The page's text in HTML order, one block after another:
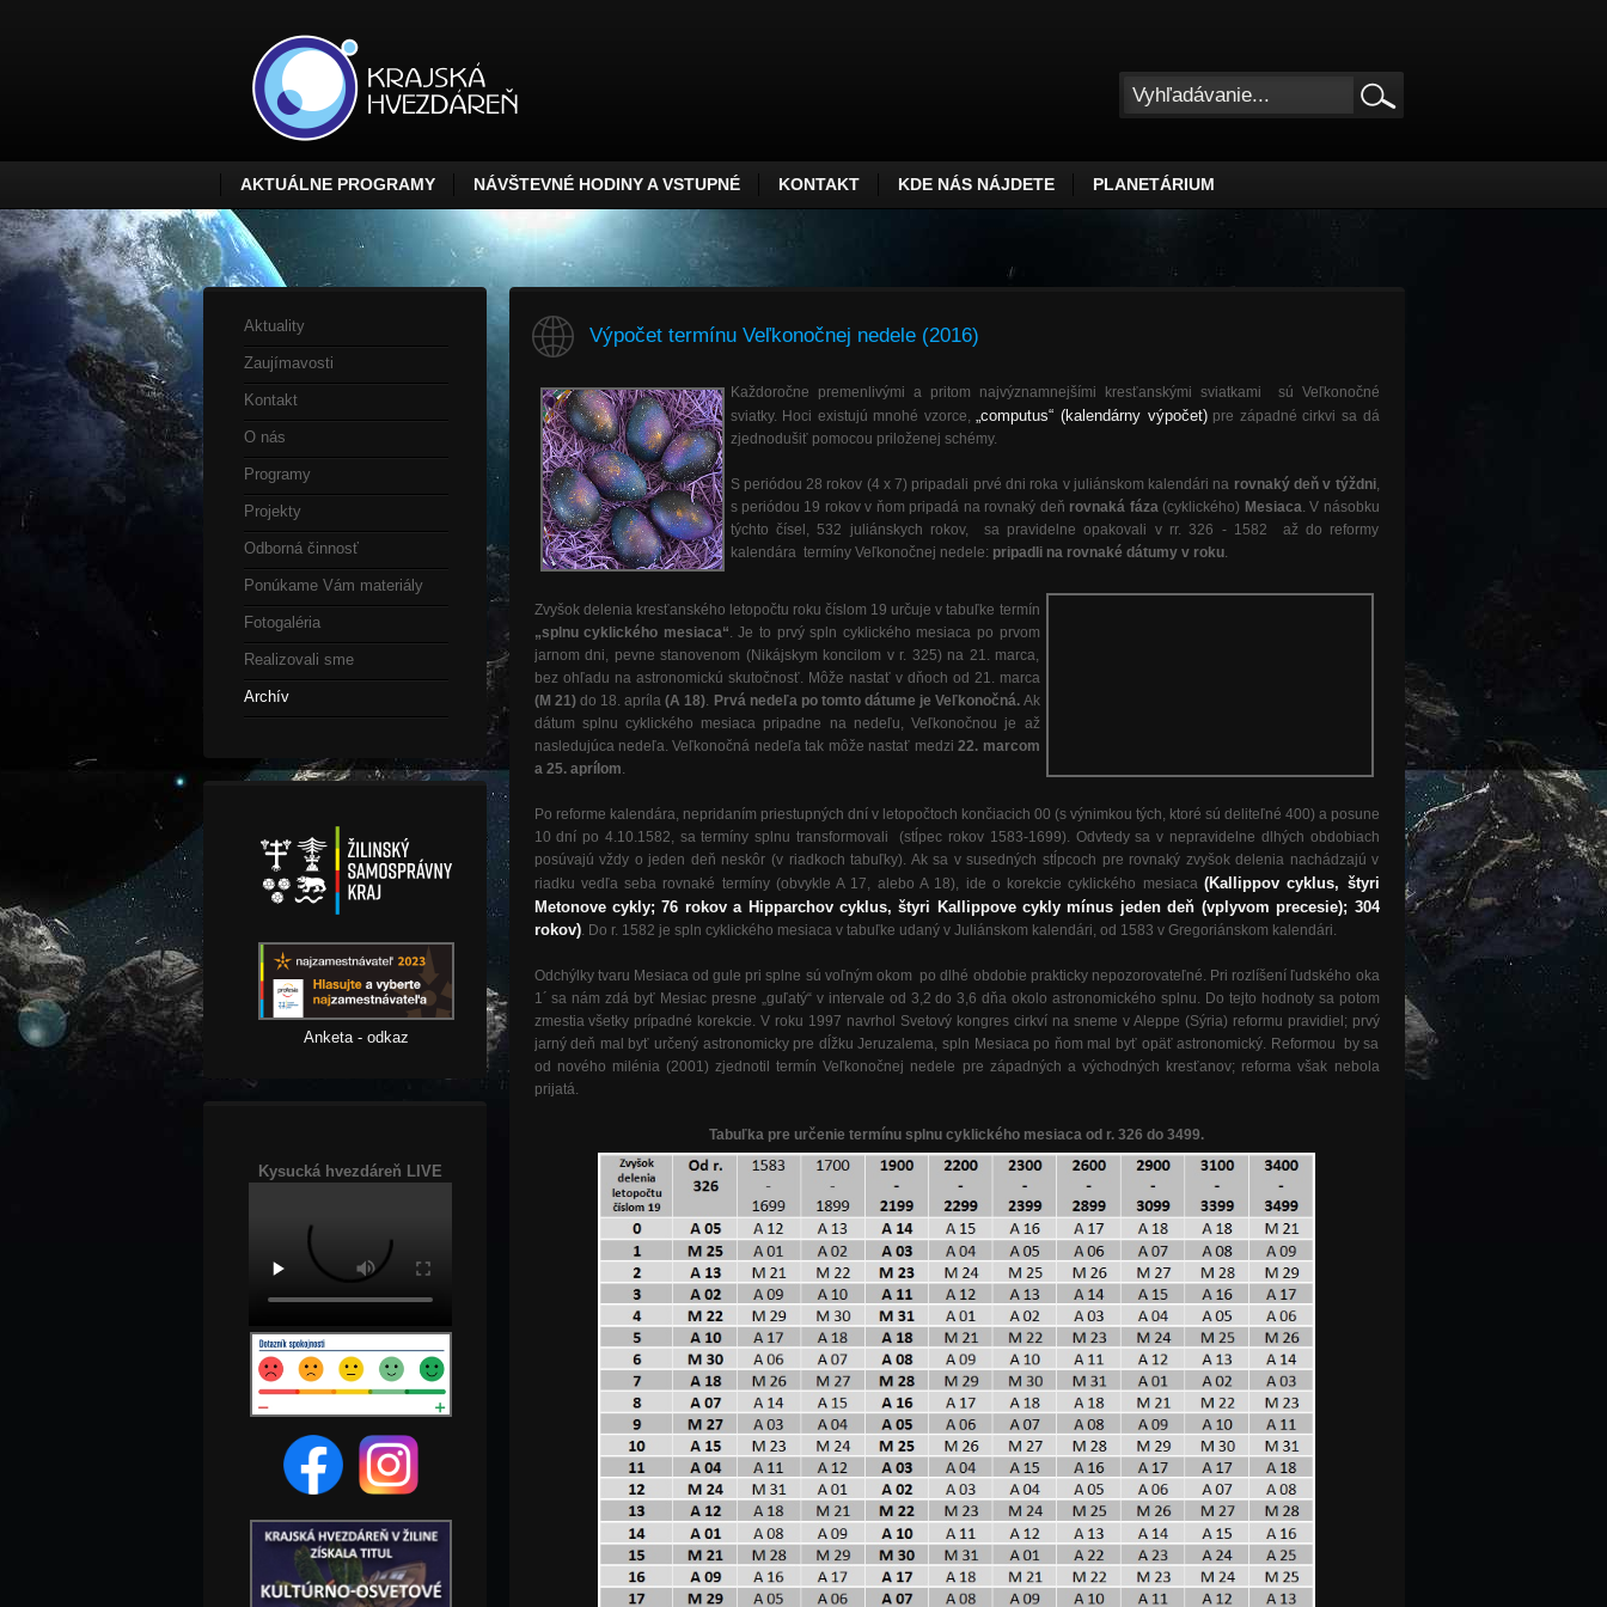
AKTUÁLNE PROGRAMY NÁVŠTEVNÉ HODINY A VSTUPNÉ KONTAKT KDE NÁS NÁJDETE PLANETÁRIUM
Aktuality
Zaujímavosti
Kontakt
O nás
Programy
Projekty
Odborná činnosť
Ponúkame Vám materiály
Fotogaléria
Realizovali sme
Archív
Anketa - odkaz
Kysucká hvezdáreň LIVE
Výpočet termínu Veľkonočnej nedele (2016)
Každoročne premenlivými a pritom najvýznamnejšími kresťanskými sviatkami sú Veľkonočné
sviatky. Hoci existujú mnohé vzorce,„computus“ (kalendárny výpočet)pre západné cirkvi sa dá
zjednodušiť pomocou priloženej schémy.
S periódou 28 rokov (4 x 7) pripadali prvé dni roka v juliánskom kalendári na rovnaký deň v týždni,
s periódou 19 rokov v ňom pripadá na rovnaký deň rovnaká fáza(cyklického) Mesiaca. V násobku
týchto čísel, 532 juliánskych rokov, sa pravidelne opakovali v rr. 326 - 1582 až do reformy
kalendára termíny Veľkonočnej nedele: pripadli na rovnaké dátumy v roku.
Zvyšok delenia kresťanského letopočtu roku číslom 19 určuje v tabuľke termín
„splnu cyklického mesiaca“. Je to prvý spln cyklického mesiaca po prvom
jarnom dni, pevne stanovenom (Nikájskym koncilom v r. 325) na 21. marca,
bez ohľadu na astronomickú skutočnosť. Môže nastať v dňoch od 21. marca
(M 21)do 18. apríla(A 18). Prvá nedeľa po tomto dátume je Veľkonočná. Ak
dátum splnu cyklického mesiaca pripadne na nedeľu, Veľkonočnou je až
nasledujúca nedeľa. Veľkonočná nedeľa tak môže nastať medzi22. marcom
a 25. aprílom.
Po reforme kalendára, nepridaním priestupných dní v letopočtoch končiacich 00 (s výnimkou tých, ktoré sú deliteľné 400) a posune
10 dní po 4.10.1582, sa termíny splnu transformovali (stĺpec rokov 1583-1699). Odvtedy sa v nepravidelne dlhých obdobiach
posúvajú vždy o jeden deň neskôr (v riadkoch tabuľky). Ak sa v susedných stĺpcoch pre rovnaký zvyšok delenia nachádzajú v
riadku vedľa seba rovnaké termíny (obvykle A 17, alebo A 18), ide o korekcie cyklického mesiaca (Kallippov cyklus, štyri
Metonove cykly; 76 rokov a Hipparchov cyklus, štyri Kallippove cykly mínus jeden deň (vplyvom precesie); 304
rokov). Do r. 1582 je spln cyklického mesiaca v tabuľke udaný v Juliánskom kalendári, od 1583 v Gregoriánskom kalendári.
Odchýlky tvaru Mesiaca od gule pri splne sú voľným okom po dlhé obdobie prakticky nepozorovateľné. Pri rozlíšení ľudského oka
1´ sa nám zdá byť Mesiac presne „guľatý“ v intervale od 3,2 do 3,6 dňa okolo astronomického splnu. Do tejto hodnoty sa potom
zmestia všetky prípadné korekcie. V roku 1997 navrhol Svetový kongres cirkví na sneme v Aleppe (Sýria) reformu pravidiel; prvý
jarný deň mal byť určený astronomicky pre dĺžku Jeruzalema, spln Mesiaca po ňom mal byť opäť astronomický. Reformou by sa
od nového milénia (2001) zjednotil termín Veľkonočnej nedele pre západných a východných kresťanov; reforma však nebola
prijatá.
Tabuľka pre určenie termínu splnu cyklického mesiaca od r. 326 do 3499.